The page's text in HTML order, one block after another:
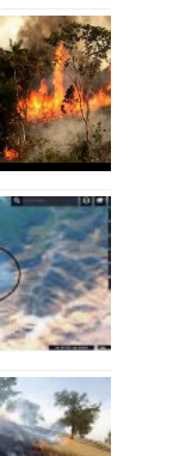
05 سپتامبر 2021
07 نوامبر 2020
09 ژوئن 2020